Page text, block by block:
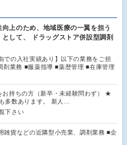
上のため、地域医療の一翼を担う
として、 ドラッグストア併設型調剤
での入社実績あり】以下の業務をご担
剤業務 ■服薬指導 ■薬歴管理 ■在庫管理
お持ちの方（新卒・未経験問わず） ★
多数あります。 新人…
下さい
雑貨などの近隣型小売業、調剤業務 ■企